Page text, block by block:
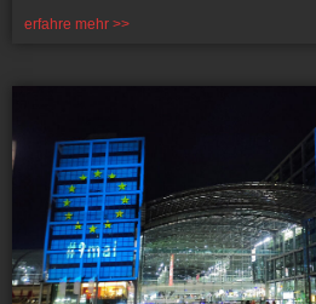
erfahre mehr >>